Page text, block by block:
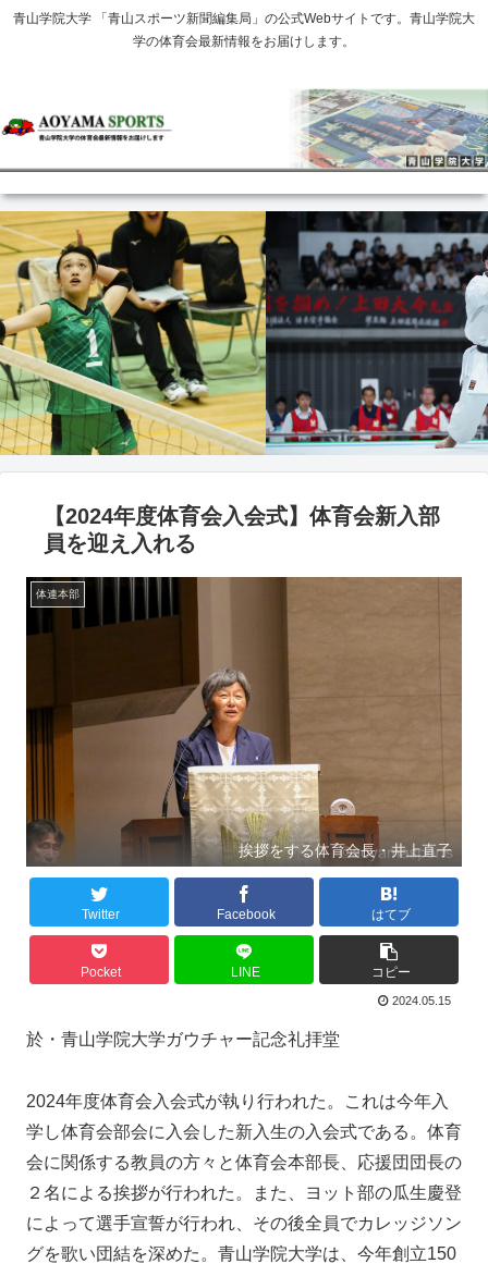
青山学院大学 「青山スポーツ新聞編集局」の公式Webサイトです。青山学院大
学の体育会最新情報をお届けします。
【2024年度体育会入会式】体育会新入部
員を迎え入れる
体連本部
挨拶をする体育会長・井上直子
Twitter Facebook はてブ
Pocket LINE コピー
2024.05.15
於・青山学院大学ガウチャー記念礼拝堂
2024年度体育会入会式が執り行われた。これは今年入
学し体育会部会に入会した新入生の入会式である。体育
会に関係する教員の方々と体育会本部長、応援団団長の
２名による挨拶が行われた。また、ヨット部の瓜生慶登
によって選手宣誓が行われ、その後全員でカレッジソン
グを歌い団結を深めた。青山学院大学は、今年創立150